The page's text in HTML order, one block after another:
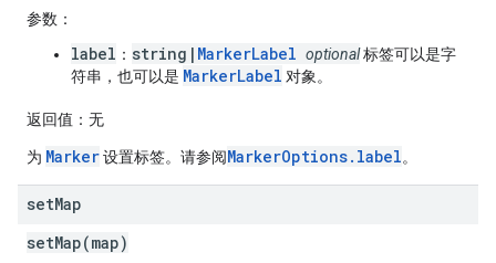
参数 ：
label ： string| MarkerLabel optional标签可以是字
符串，也可以是 MarkerLabel 对象。
返回值 ：无
为 Marker设置标签。请参阅MarkerOptions.label。
setMap
setMap(map)